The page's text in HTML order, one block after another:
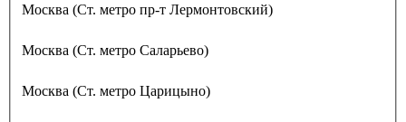
Москва (Ст. метро пр-т Лермонтовский)
Москва (Ст. метро Саларьево)
Москва (Ст. метро Царицыно)